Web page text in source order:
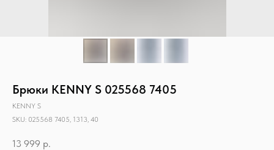
Брюки KENNY S 025568 7405
KENNY S
SKU: 025568 7405, 1313, 40
13 999 р.